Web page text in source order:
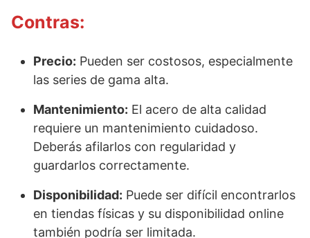
Contras:
Precio: Pueden ser costosos, especialmente
las series de gama alta.
Mantenimiento: El acero de alta calidad
requiere un mantenimiento cuidadoso.
Deberás afilarlos con regularidad y
guardarlos correctamente.
Disponibilidad: Puede ser difícil encontrarlos
en tiendas físicas y su disponibilidad online
también podría ser limitada.